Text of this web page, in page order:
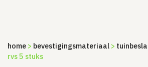
home > bevestigingsmateriaal >
rvs 5 stuks